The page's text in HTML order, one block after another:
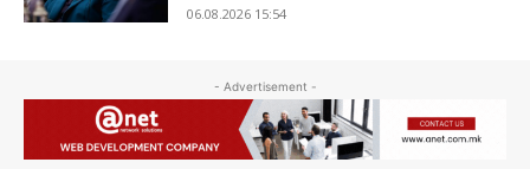
06.08.2026 15:54
- Advertisement -